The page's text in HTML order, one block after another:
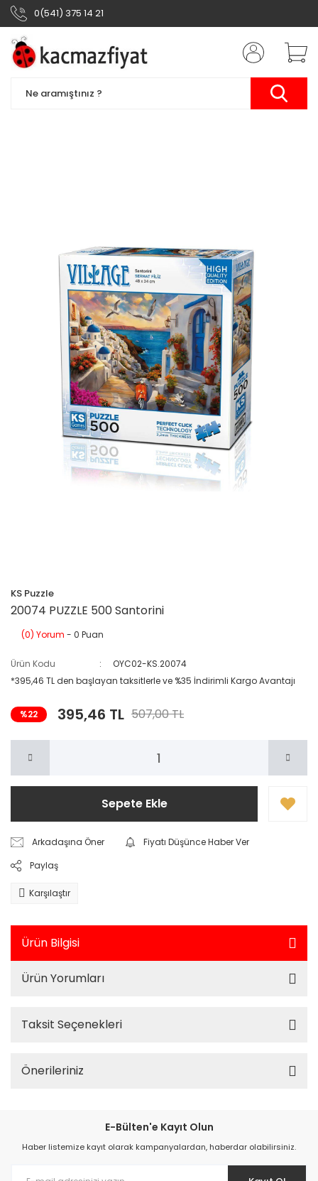
0(541) 375 14 21
KS Puzzle
20074 PUZZLE 500 Santorini
(0) Yorum - 0 Puan
Ürün Kodu
OYC02-KS.20074
*395,46 TL den başlayan taksitlerle ve %35 İndirimli Kargo Avantajı
%22 395,46 TL 507,00 TL
Sepete Ekle
Arkadaşına Öner
Fiyatı Düşünce Haber Ver
Paylaş
Karşılaştır
Ürün Bilgisi
Ürün Yorumları
Taksit Seçenekleri
Önerileriniz
E-Bülten'e Kayıt Olun
Haber listemize kayıt olarak kampanyalardan, haberdar olabilirsiniz.